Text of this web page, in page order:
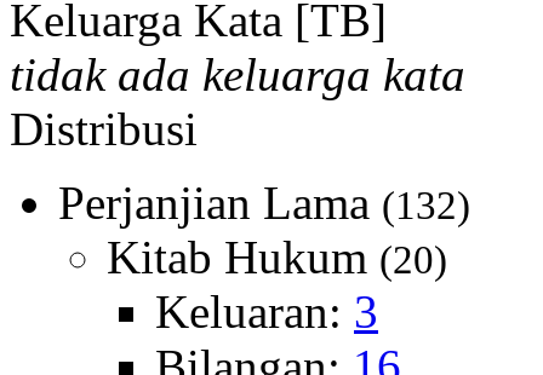
Keluarga Kata [TB]
tidak ada keluarga kata
Distribusi
Perjanjian Lama (132)
Kitab Hukum (20)
Keluaran: 3